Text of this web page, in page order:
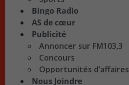
Bingo Radio
AS de cœur
Publicité
Annoncer sur FM103,3
Concours
Opportunités d’affaires
Nous Joindre